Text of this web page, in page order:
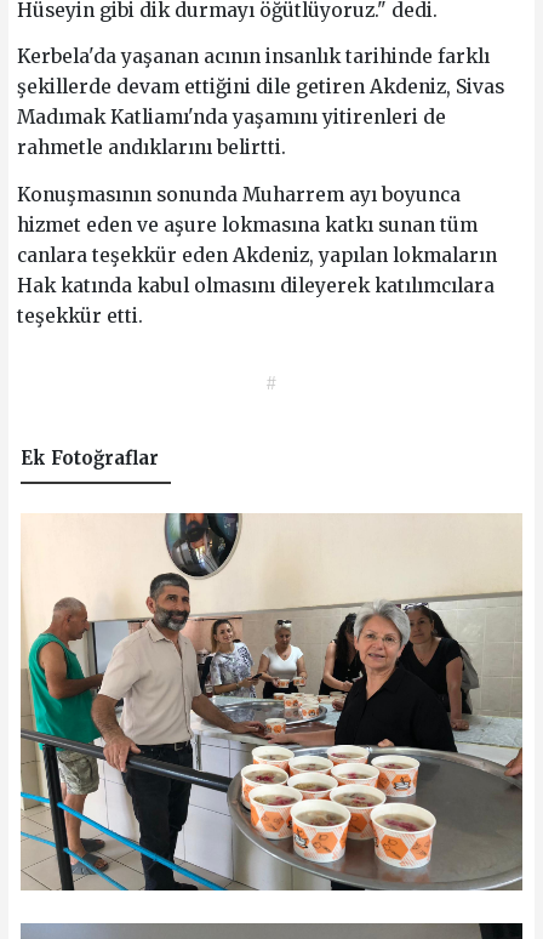
Hüseyin gibi dik durmayı öğütlüyoruz." dedi.
Kerbela'da yaşanan acının insanlık tarihinde farklı
şekillerde devam ettiğini dile getiren Akdeniz, Sivas
Madımak Katliamı'nda yaşamını yitirenleri de
rahmetle andıklarını belirtti.
Konuşmasının sonunda Muharrem ayı boyunca
hizmet eden ve aşure lokmasına katkı sunan tüm
canlara teşekkür eden Akdeniz, yapılan lokmaların
Hak katında kabul olmasını dileyerek katılımcılara
teşekkür etti.
#
Ek Fotoğraflar